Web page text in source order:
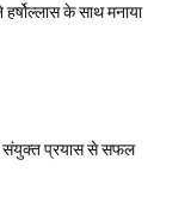
के साथ मनाया
संयुक्त प्रयास से सफल